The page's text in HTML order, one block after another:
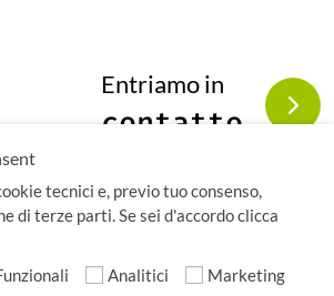
Entriamo in
contatto
- Via Carnevali 28 - 26100 Cremona,
- C.F. GGLCLD70A20H501X
tecnici e, previo tuo consenso,
di terze parti. Se sei d'accordo clicca
Analitici
Marketing